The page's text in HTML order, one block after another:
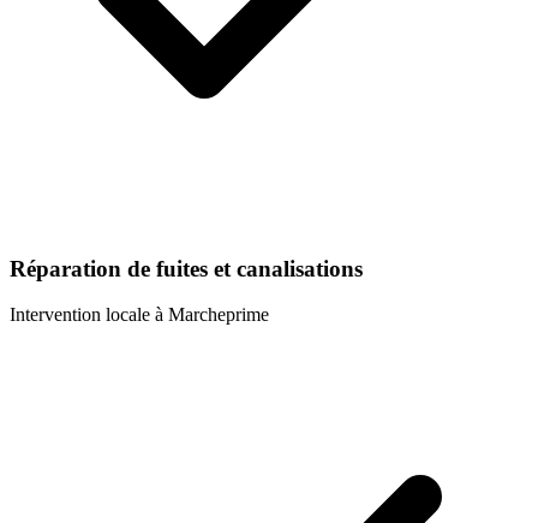
Réparation de fuites et canalisations
Intervention locale à Marcheprime